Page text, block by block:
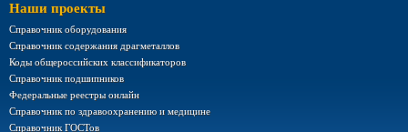
Наши проекты
Справочник оборудования
Справочник содержания драгметаллов
Коды общероссийских классификаторов
Справочник подшипников
Федеральные реестры онлайн
Справочник по здравоохранению и медицине
Справочник ГОСТов